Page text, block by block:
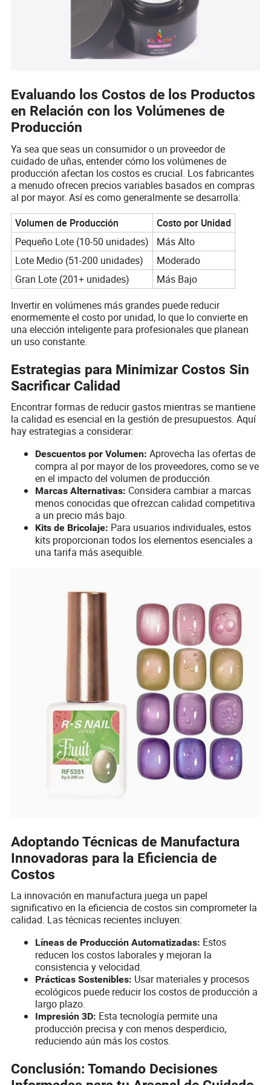
Evaluando los Costos de los Productos
en Relación con los Volúmenes de
Producción
Ya sea que seas un consumidor o un proveedor de
cuidado de uñas, entender cómo los volúmenes de
producción afectan los costos es crucial. Los fabricantes
a menudo ofrecen precios variables basados en compras
al por mayor. Así es como generalmente se desarrolla:
Volumen de Producción
Costo por Unidad
Pequeño Lote (10-50 unidades)
Más Alto
Lote Medio (51-200 unidades)
Moderado
Gran Lote (201+ unidades)
Más Bajo
Invertir en volúmenes más grandes puede reducir
enormemente el costo por unidad, lo que lo convierte en
una elección inteligente para profesionales que planean
un uso constante.
Estrategias para Minimizar Costos Sin
Sacrificar Calidad
Encontrar formas de reducir gastos mientras se mantiene
la calidad es esencial en la gestión de presupuestos. Aquí
hay estrategias a considerar:
Descuentos por Volumen: Aprovecha las ofertas de
compra al por mayor de los proveedores, como se ve
en el impacto del volumen de producción.
Marcas Alternativas: Considera cambiar a marcas
menos conocidas que ofrezcan calidad competitiva
a un precio más bajo.
Kits de Bricolaje: Para usuarios individuales, estos
kits proporcionan todos los elementos esenciales a
una tarifa más asequible.
Adoptando Técnicas de Manufactura
Innovadoras para la Eficiencia de
Costos
La innovación en manufactura juega un papel
significativo en la eficiencia de costos sin comprometer la
calidad. Las técnicas recientes incluyen:
Líneas de Producción Automatizadas: Estos
reducen los costos laborales y mejoran la
consistencia y velocidad.
Prácticas Sostenibles: Usar materiales y procesos
ecológicos puede reducir los costos de producción a
largo plazo.
Impresión 3D: Esta tecnología permite una
producción precisa y con menos desperdicio,
reduciendo aún más los costos.
Conclusión: Tomando Decisiones